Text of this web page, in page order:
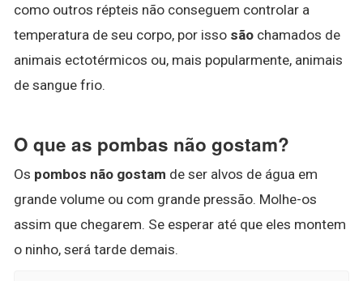
como outros répteis não conseguem controlar a
temperatura de seu corpo, por isso são chamados de
animais ectotérmicos ou, mais popularmente, animais
de sangue frio.
O que as pombas não gostam?
Os pombos não gostam de ser alvos de água em
grande volume ou com grande pressão. Molhe-os
assim que chegarem. Se esperar até que eles montem
o ninho, será tarde demais.